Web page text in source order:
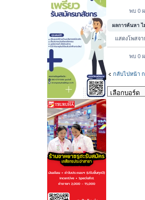
พบ 0
ผลการค้นหา
แสดงโพสจ
พบ 0
กลับไปหน้า